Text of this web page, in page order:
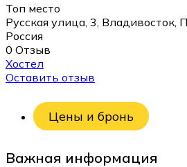
Топ место
Русская улица, 3, Владивосток,
Россия
0 Отзыв
Хостел
Оставить отзыв
Цены и бронь
Важная информация